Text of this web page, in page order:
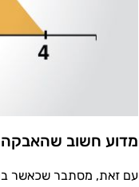
מדוע חשוב שהאבקה
עם זאת, מסתבר שכאשר